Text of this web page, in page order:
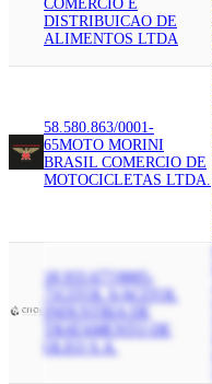
COMERCIO E
DISTRIBUICAO DE
ALIMENTOS LTDA
58.580.863/0001-
65MOTO MORINI
BRASIL COMERCIO DE
MOTOCICLETAS LTDA.
18.933.677/0005-
CITOL S/ACITOL
INDUSTRIA DE
TRATAMENTO DE
OLEO S.A.